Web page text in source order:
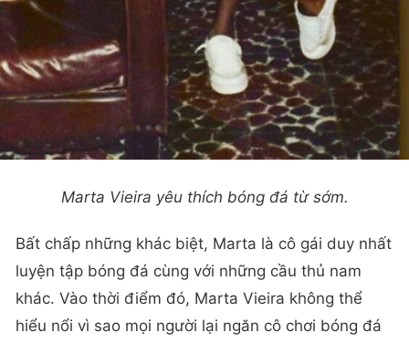
Marta Vieira yêu thích bóng đá từ sớm.
Bất chấp những khác biệt, Marta là cô gái duy nhất
luyện tập bóng đá cùng với những cầu thủ nam
khác. Vào thời điểm đó, Marta Vieira không thể
hiểu nổi vì sao mọi người lại ngăn cô chơi bóng đá